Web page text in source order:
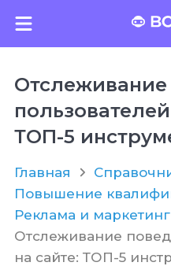
ТОП-5
Главная
Повышение
Реклама и маркетинг
Отслеживание
на сайте: ТОП-5